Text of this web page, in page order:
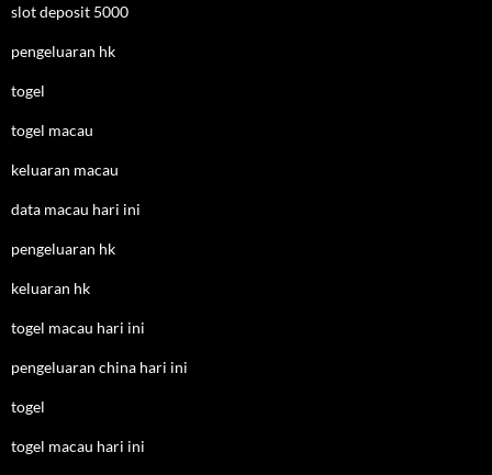
slot deposit 5000
pengeluaran hk
togel
togel macau
keluaran macau
data macau hari ini
pengeluaran hk
keluaran hk
togel macau hari ini
pengeluaran china hari ini
togel
togel macau hari ini